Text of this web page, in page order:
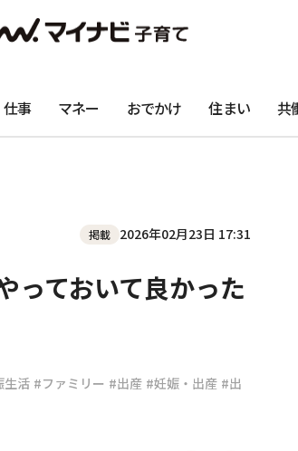
仕事 マネー おでかけ 住まい 共
掲載 2026年02月23日 17:31
っておいて良かった
生活 #ファミリー #出産 #妊娠・出産 #出